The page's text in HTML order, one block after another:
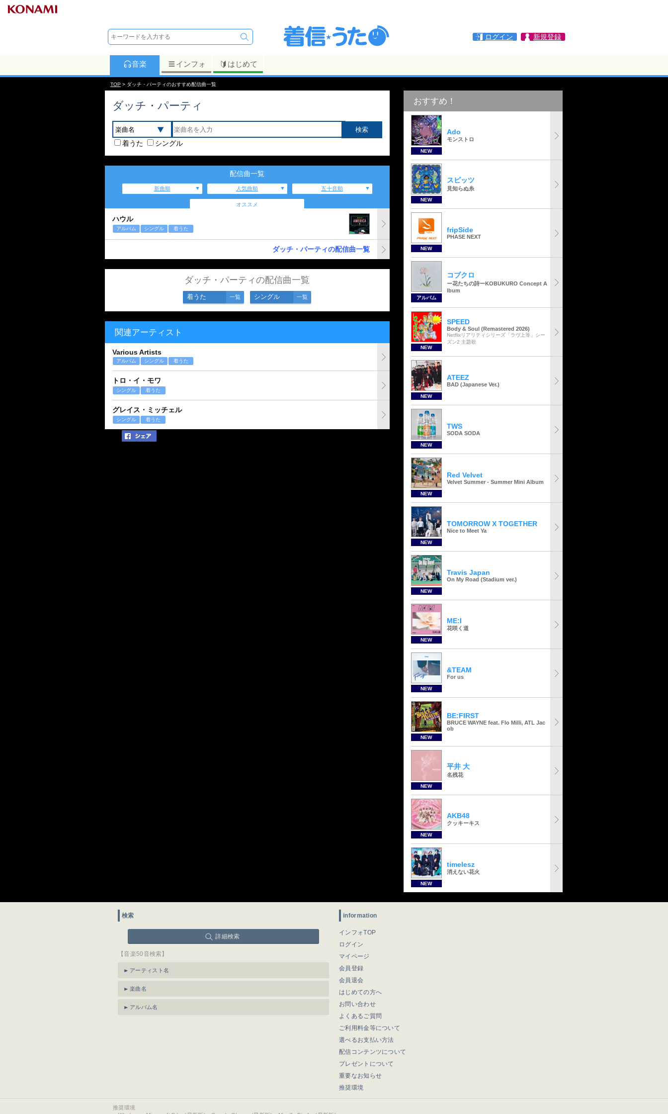
ログイン 新規登録
音楽 インフォ はじめて
TOP > ダッチ・パーティのおすすめ配信曲一覧
ダッチ・パーティ
着うた シングル
配信曲一覧
新曲順 人気曲順 五十音順
オススメ
ハウル
アルバム シングル 着うた
ダッチ・パーティの配信曲一覧
ダッチ・パーティの配信曲一覧
着うた 一覧 シングル 一覧
関連アーティスト
Various Artists
アルバム シングル 着うた
トロ・イ・モワ
シングル 着うた
グレイス・ミッチェル
シングル 着うた
おすすめ！
NEW
Ado
モンストロ
NEW
スピッツ
見知らぬ糸
NEW
fripSide
PHASE NEXT
アルバム
コブクロ
ー花たちの詩ーKOBUKURO Concept A
lbum
NEW
SPEED
Body & Soul (Remastered 2026)
Netflixリアリティシリーズ「ラヴ上等」シー
ズン2 主題歌
NEW
ATEEZ
BAD (Japanese Ver.)
NEW
TWS
SODA SODA
NEW
Red Velvet
Velvet Summer - Summer Mini Album
NEW
TOMORROW X TOGETHER
Nice to Meet Ya
NEW
Travis Japan
On My Road (Stadium ver.)
NEW
ME:I
花咲く道
NEW
&TEAM
For us
NEW
BE:FIRST
BRUCE WAYNE feat. Flo Milli, ATL Jac
ob
NEW
平井 大
名残花
NEW
AKB48
クッキーキス
NEW
timelesz
消えない花火
検索
詳細検索
【音楽50音検索】
アーティスト名
楽曲名
アルバム名
information
インフォTOP
ログイン
マイページ
会員登録
会員退会
はじめての方へ
お問い合わせ
よくあるご質問
ご利用料金等について
選べるお支払い方法
配信コンテンツについて
プレゼントについて
重要なお知らせ
推奨環境
推奨環境